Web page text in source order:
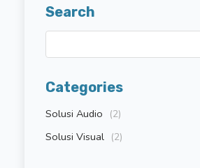
Search
Categories
Solusi Audio (2)
Solusi Visual (2)